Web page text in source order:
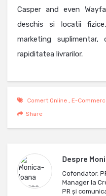
Casper and even
deschis si locatii
marketing suplimentar,
rapiditatea livrarilor.
Comert Online , E-
Share
Despre
Cofondator,
Manager la
PR și